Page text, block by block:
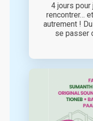
4 jours pour
rencontrer…
autrement !
se passer